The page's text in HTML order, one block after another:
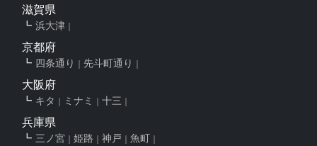
滋賀県
浜大津
京都府
四条通り 先斗町通り
大阪府
キタ ミナミ 十三
兵庫県
三ノ宮 姫路 神戸 魚町